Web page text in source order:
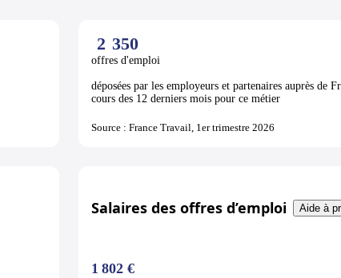
2 350
offres d'emploi
déposées par les employeurs et partenaires auprès de
cours des 12 derniers mois pour ce métier
Source : France Travail, 1er trimestre 2026
Salaires des offres d’emploi Aide à
1 802 €